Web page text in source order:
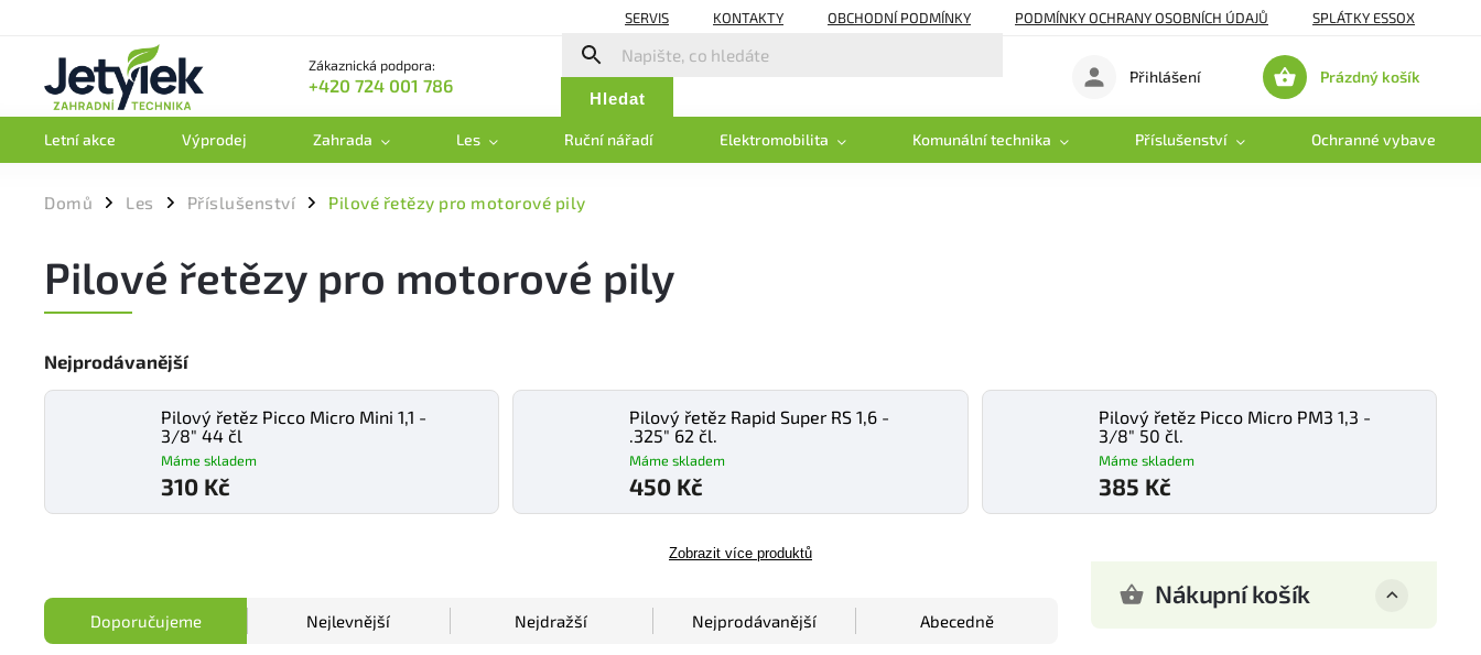
SERVIS KONTAKTY OBCHODNÍ PODMÍNKY PODMÍNKY OCHRANY OSOBNÍCH ÚDAJŮ SPLÁTKY ESSOX
Zákaznická podpora:
+420 724 001 786
Hledat
Nákupní
Prázdný košík
Přihlášení
Letní akce Výprodej Zahrada Les Ruční nářadí Elektromobilita Komunální technika Příslušenství Ochranné vybavení
Domů / Les / Příslušenství / Pilové řetězy pro motorové pily
Pilové řetězy pro motorové pily
Nejprodávanější
Pilový řetěz Picco Micro Mini 1,1 -
3/8" 44 čl
Máme skladem
310 Kč
Pilový řetěz Rapid Super RS 1,6 -
.325" 62 čl.
Máme skladem
450 Kč
Pilový řetěz Picco Micro PM3 1,3 -
3/8" 50 čl.
Máme skladem
385 Kč
Zobrazit více produktů
Nákupní košík
Doporučujeme Nejlevnější Nejdražší Nejprodávanější Abecedně